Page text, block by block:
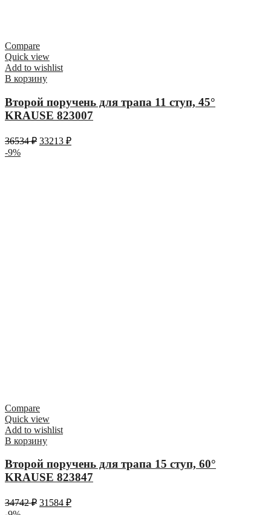
Compare
Quick view
Add to wishlist
В корзину
Второй поручень для трапа 11 ступ, 45°
KRAUSE 823007
36534₽ 33213 ₽
-9%
Compare
Quick view
Add to wishlist
В корзину
Второй поручень для трапа 15 ступ, 60°
KRAUSE 823847
34742₽ 31584 ₽